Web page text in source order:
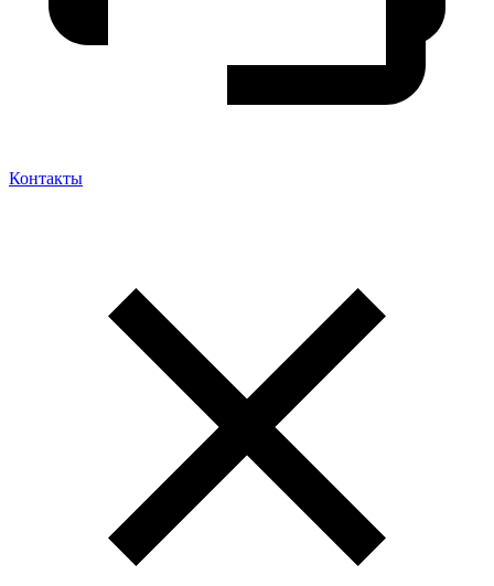
Контакты